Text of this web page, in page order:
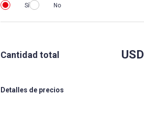
Sí
No
Cantidad total USD
Detalles de precios